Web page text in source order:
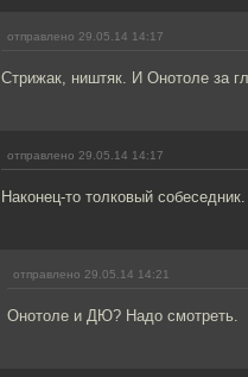
отправлено 29.05.14 14:17
Стрижак, ништяк. И Онотоле за
отправлено 29.05.14 14:17
Наконец-то толковый собеседник.
отправлено 29.05.14 14:21
Онотоле и ДЮ? Надо смотреть.